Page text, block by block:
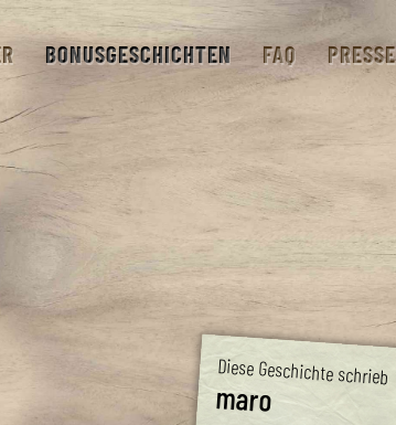
BONUSGESCHICHTEN FAQ PRESSE
Diese Geschichte schrieb
maro